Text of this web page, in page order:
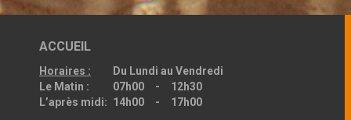
ACCUEIL
Horaires :
Le Matin :
L’après midi:
Du Lundi au Vendredi
07h00 - 12h30
14h00 - 17h00